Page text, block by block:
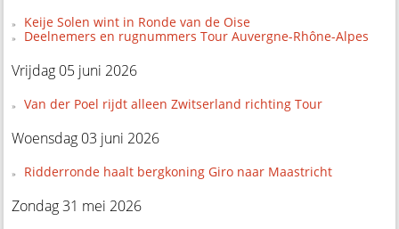
Keije Solen wint in Ronde van de Oise
Deelnemers en rugnummers Tour Auvergne-Rhône-Alpes
Vrijdag 05 juni 2026
Van der Poel rijdt alleen Zwitserland richting Tour
Woensdag 03 juni 2026
Ridderronde haalt bergkoning Giro naar Maastricht
Zondag 31 mei 2026